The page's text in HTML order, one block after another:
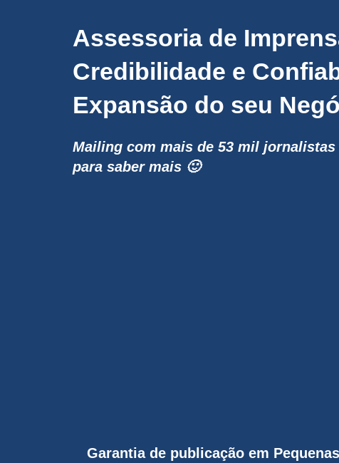
Assessoria de
Credibilidade e
Expansão do seu
Mailing com mais de 53 mil jornalistas
para saber mais 🙂
Garantia de publicação em